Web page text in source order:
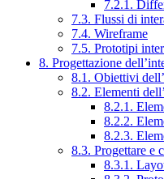
7.2.1.
7.3. Flussi di
7.4. Wireframe
7.5. Prototipi
8. Progettazione
8.1. Obiettivi
8.2. Elementi
8.2.1.
8.2.2.
8.2.3.
8.3. Progettare e
8.3.1.